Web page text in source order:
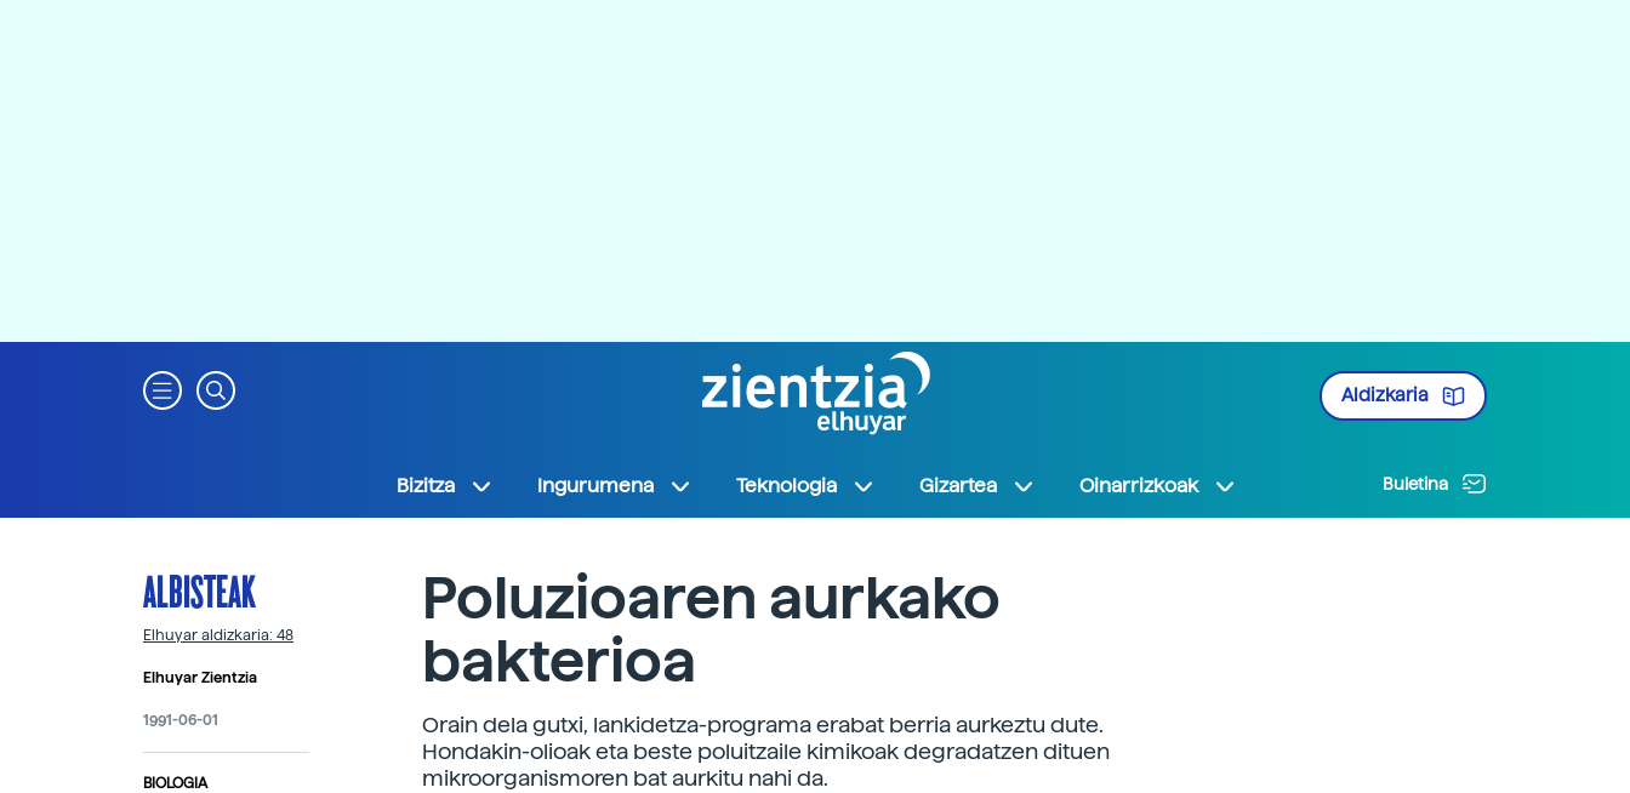
Aldizkaria
Bizitza Ingurumena Teknologia Gizartea Oinarrizkoak Buletina
ALBISTEAK
Elhuyar aldizkaria: 48
Elhuyar Zientzia
1991-06-01
BIOLOGIA
Poluzioaren aurkako
bakterioa
Orain dela gutxi, lankidetza-programa erabat berria aurkeztu dute.
Hondakin-olioak eta beste poluitzaile kimikoak degradatzen dituen
mikroorganismoren bat aurkitu nahi da.